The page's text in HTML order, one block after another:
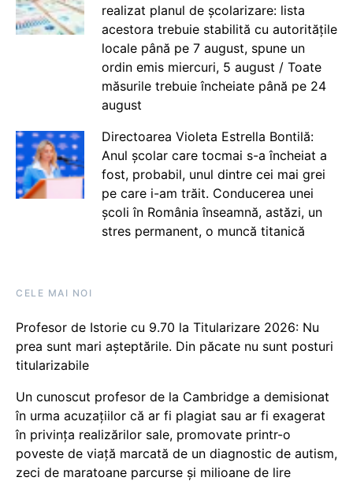
realizat planul de școlarizare: lista
acestora trebuie stabilită cu autoritățile
locale până pe 7 august, spune un
ordin emis miercuri, 5 august / Toate
măsurile trebuie încheiate până pe 24
august
Directoarea Violeta Estrella Bontilă:
Anul școlar care tocmai s-a încheiat a
fost, probabil, unul dintre cei mai grei
pe care i-am trăit. Conducerea unei
școli în România înseamnă, astăzi, un
stres permanent, o muncă titanică
CELE MAI NOI
Profesor de Istorie cu 9.70 la Titularizare 2026: Nu
prea sunt mari așteptările. Din păcate nu sunt posturi
titularizabile
Un cunoscut profesor de la Cambridge a demisionat
în urma acuzațiilor că ar fi plagiat sau ar fi exagerat
în privința realizărilor sale, promovate printr-o
poveste de viață marcată de un diagnostic de autism,
zeci de maratoane parcurse și milioane de lire